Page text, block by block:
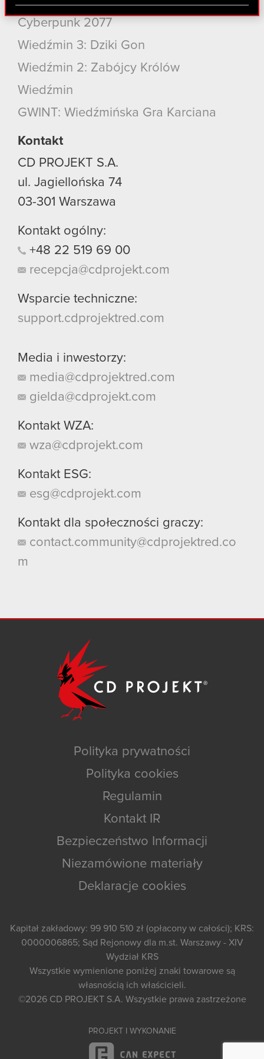
Partnerzy mogą połączyć te informacje z innymi
danymi otrzymanymi od Ciebie lub uzyskanymi
podczas korzystania z ich usług. Kontynuując
korzystanie z naszej witryny, zgadasz się na
Cyberpunk 2077
Wiedźmin 3: Dziki Gon
Wiedźmin 2: Zabójcy Królów
Wiedźmin
GWINT: Wiedźmińska Gra Karciana
Kontakt
CD PROJEKT S.A.
ul. Jagiellońska 74
03-301 Warszawa
Kontakt ogólny:
+48 22 519 69 00
recepcja@cdprojekt.com
Wsparcie techniczne:
support.cdprojektred.com
Media i inwestorzy:
media@cdprojektred.com
gielda@cdprojekt.com
Kontakt WZA:
wza@cdprojekt.com
Kontakt ESG:
esg@cdprojekt.com
Kontakt dla społeczności graczy:
contact.community@cdprojektred.co
m
Polityka prywatności
Polityka cookies
Regulamin
Kontakt IR
Bezpieczeństwo Informacji
Niezamówione materiały
Deklaracje cookies
Kapitał zakładowy: 99 910 510 zł (opłacony w całości); KRS:
0000006865; Sąd Rejonowy dla m.st. Warszawy - XIV
Wydział KRS
Wszystkie wymienione poniżej znaki towarowe są
własnością ich właścicieli.
©2026 CD PROJEKT S.A. Wszystkie prawa zastrzeżone
PROJEKT I WYKONANIE